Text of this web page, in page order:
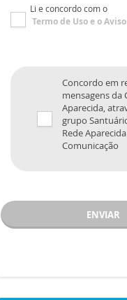
Li e concordo com o
Termo de Usoe o
Concordo em
mensagens da
Aparecida,
grupo
Rede
Comunicação
ENVIAR